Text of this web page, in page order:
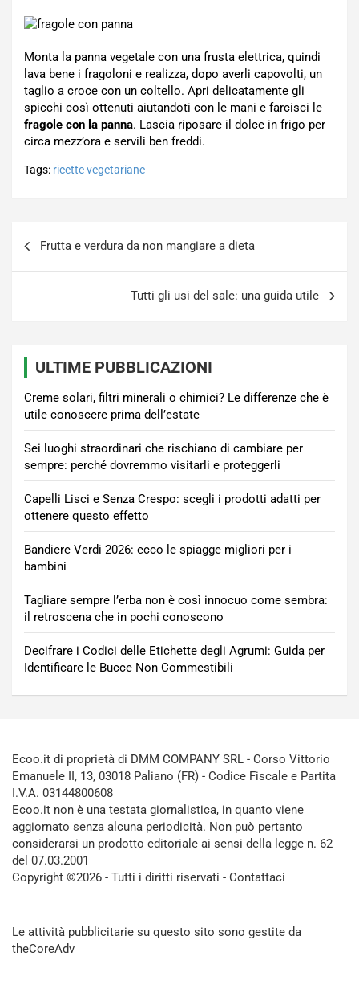
Monta la panna vegetale con una frusta elettrica, quindi
lava bene i fragoloni e realizza, dopo averli capovolti, un
taglio a croce con un coltello. Apri delicatamente gli
spicchi così ottenuti aiutandoti con le mani e farcisci le
fragole con la panna. Lascia riposare il dolce in frigo per
circa mezz’ora e servili ben freddi.
Tags: ricette vegetariane
Frutta e verdura da non mangiare a dieta
Tutti gli usi del sale: una guida utile
ULTIME PUBBLICAZIONI
Creme solari, filtri minerali o chimici? Le differenze che è
utile conoscere prima dell’estate
Sei luoghi straordinari che rischiano di cambiare per
sempre: perché dovremmo visitarli e proteggerli
Capelli Lisci e Senza Crespo: scegli i prodotti adatti per
ottenere questo effetto
Bandiere Verdi 2026: ecco le spiagge migliori per i
bambini
Tagliare sempre l’erba non è così innocuo come sembra:
il retroscena che in pochi conoscono
Decifrare i Codici delle Etichette degli Agrumi: Guida per
Identificare le Bucce Non Commestibili
Ecoo.it di proprietà di DMM COMPANY SRL - Corso Vittorio
Emanuele II, 13, 03018 Paliano (FR) - Codice Fiscale e Partita
I.V.A. 03144800608
Ecoo.it non è una testata giornalistica, in quanto viene
aggiornato senza alcuna periodicità. Non può pertanto
considerarsi un prodotto editoriale ai sensi della legge n. 62
del 07.03.2001
Copyright ©2026 - Tutti i diritti riservati - Contattaci
Le attività pubblicitarie su questo sito sono gestite da
theCoreAdv